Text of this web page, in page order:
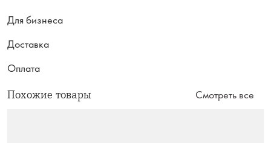
Для бизнеса
Доставка
Оплата
Похожие товары Смотреть все